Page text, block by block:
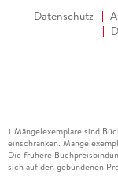
Datenschutz
1 Mängelexemplare sind
einschränken.
Die frühere
sich auf den gebundenen